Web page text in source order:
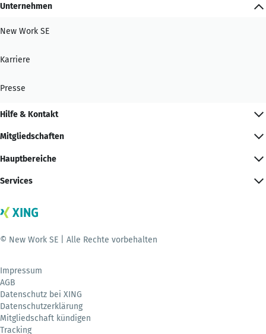
Unternehmen
New Work SE
Karriere
Presse
Hilfe & Kontakt
Mitgliedschaften
Hauptbereiche
Services
© New Work SE | Alle Rechte vorbehalten
Impressum
AGB
Datenschutz bei XING
Datenschutzerklärung
Mitgliedschaft kündigen
Tracking